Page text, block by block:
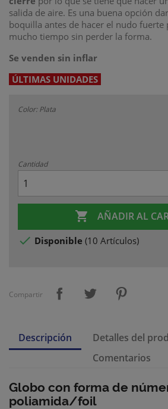
salida de aire. Es una buena opción
boquilla antes de hacer el nudo fuerte
mucho tiempo sin perder la forma.
Se venden sin inflar
ÚLTIMAS UNIDADES
Color: Plata
Cantidad
 AÑADIR AL
 Disponible (10 Artículos)
Compartir
Descripción
Detalles del
Comentarios
Globo con forma de
poliamida/foil